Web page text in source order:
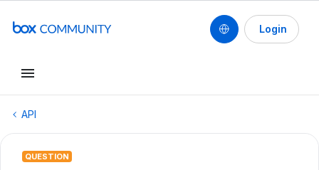
Login
API
QUESTION